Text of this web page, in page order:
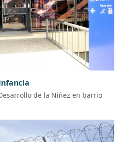
de la Niñez en barrio